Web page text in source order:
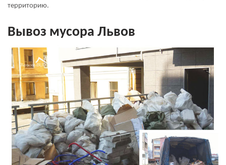
территорию.
Вывоз мусора Львов